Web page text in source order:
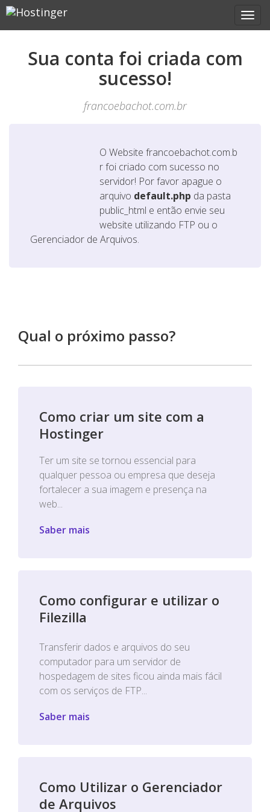
Sua conta foi criada com
sucesso!
francoebachot.com.br
O Website francoebachot.com.b
rfoi criado com sucesso no
servidor! Por favor apague o
arquivo default.php da pasta
public_html e então envie seu
website utilizando FTP ou o
Gerenciador de Arquivos.
Qual o próximo passo?
Como criar um site com a
Hostinger
Ter um site se tornou essencial para
qualquer pessoa ou empresa que deseja
fortalecer a sua imagem e presença na
web...
Saber mais
Como configurar e utilizar o
Filezilla
Transferir dados e arquivos do seu
computador para um servidor de
hospedagem de sites ficou ainda mais fácil
com os serviços de FTP...
Saber mais
Como Utilizar o Gerenciador
de Arquivos